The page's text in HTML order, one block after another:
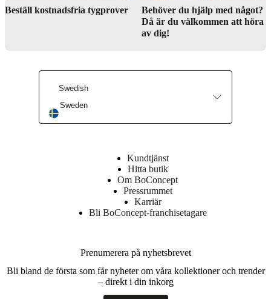
Beställ kostnadsfria tygprover
Behöver du hjälp med något?
Då är du välkommen att höra
av dig!
Swedish
Sweden
Kundtjänst
Hitta butik
Om BoConcept
Pressrummet
Karriär
Bli BoConcept-franchisetagare
Prenumerera på nyhetsbrevet
Bli bland de första som får nyheter om våra kollektioner och trender
– direkt i din inkorg